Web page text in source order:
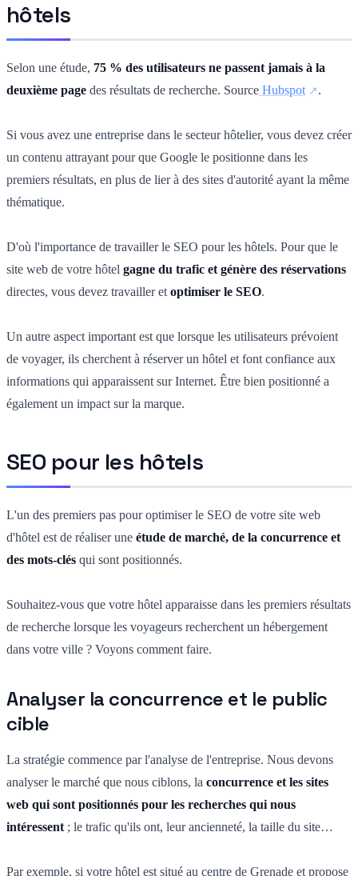
hôtels
Selon une étude, 75 % des utilisateurs ne passent jamais à la
deuxième page des résultats de recherche. Source Hubspot .
Si vous avez une entreprise dans le secteur hôtelier, vous devez créer
un contenu attrayant pour que Google le positionne dans les
premiers résultats, en plus de lier à des sites d'autorité ayant la même
thématique.
D'où l'importance de travailler le SEO pour les hôtels. Pour que le
site web de votre hôtel gagne du trafic et génère des réservations
directes, vous devez travailler et optimiser le SEO.
Un autre aspect important est que lorsque les utilisateurs prévoient
de voyager, ils cherchent à réserver un hôtel et font confiance aux
informations qui apparaissent sur Internet. Être bien positionné a
également un impact sur la marque.
SEO pour les hôtels
L'un des premiers pas pour optimiser le SEO de votre site web
d'hôtel est de réaliser une étude de marché, de la concurrence et
des mots-clés qui sont positionnés.
Souhaitez-vous que votre hôtel apparaisse dans les premiers résultats
de recherche lorsque les voyageurs recherchent un hébergement
dans votre ville ? Voyons comment faire.
Analyser la concurrence et le public
cible
La stratégie commence par l'analyse de l'entreprise. Nous devons
analyser le marché que nous ciblons, la concurrence et les sites
web qui sont positionnés pour les recherches qui nous
intéressent ; le trafic qu'ils ont, leur ancienneté, la taille du site…
Par exemple, si votre hôtel est situé au centre de Grenade et propose